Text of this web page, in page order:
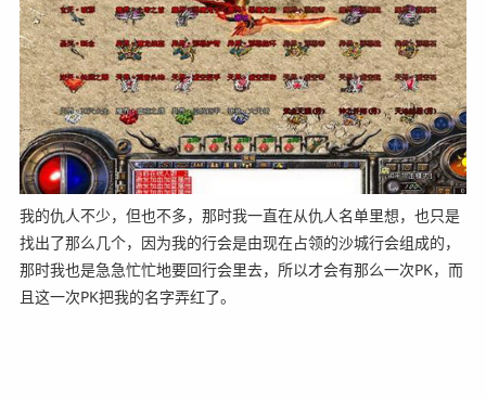
我的仇人不少，但也不多，那时我一直在从仇人名单里想，也只是
找出了那么几个，因为我的行会是由现在占领的沙城行会组成的，
那时我也是急急忙忙地要回行会里去，所以才会有那么一次PK，而
且这一次PK把我的名字弄红了。